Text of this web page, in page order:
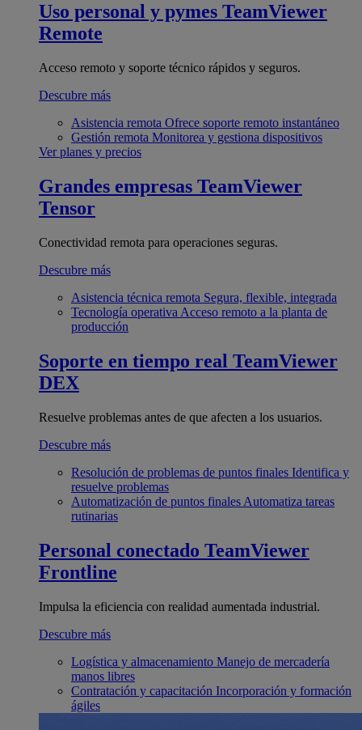
Uso personal y pymes TeamViewer
Remote
Acceso remoto y soporte técnico rápidos y seguros.
Descubre más
Asistencia remota Ofrece soporte remoto instantáneo
Gestión remota Monitorea y gestiona dispositivos
Ver planes y precios
Grandes empresas TeamViewer
Tensor
Conectividad remota para operaciones seguras.
Descubre más
Asistencia técnica remota Segura, flexible, integrada
Tecnología operativa Acceso remoto a la planta de
producción
Soporte en tiempo real TeamViewer
DEX
Resuelve problemas antes de que afecten a los usuarios.
Descubre más
Resolución de problemas de puntos finales Identifica y
resuelve problemas
Automatización de puntos finales Automatiza tareas
rutinarias
Personal conectado TeamViewer
Frontline
Impulsa la eficiencia con realidad aumentada industrial.
Descubre más
Logística y almacenamiento Manejo de mercadería
manos libres
Contratación y capacitación Incorporación y formación
ágiles